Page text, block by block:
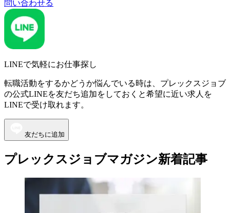
問い合わせる
LINEで気軽にお仕事探し
転職活動をするかどうか悩んでいる時は、プレックスジョブ
の公式LINEを友だち追加をしておくと希望に近い求人を
LINEで受け取れます。
友だちに追加
プレックスジョブマガジン新着記事